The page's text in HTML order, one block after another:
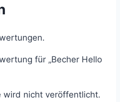
für „Becher Hello
wird nicht veröffentlicht.